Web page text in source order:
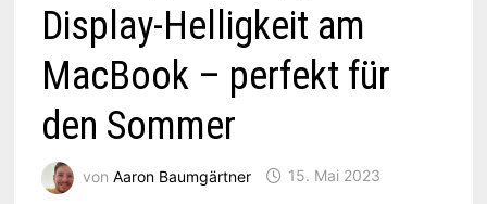
Display-Helligkeit am
MacBook – perfekt für
den Sommer
von Aaron Baumgärtner 15. Mai 2023